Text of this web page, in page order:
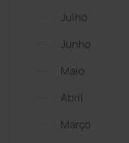
Julho
Junho
Maio
Abril
Março